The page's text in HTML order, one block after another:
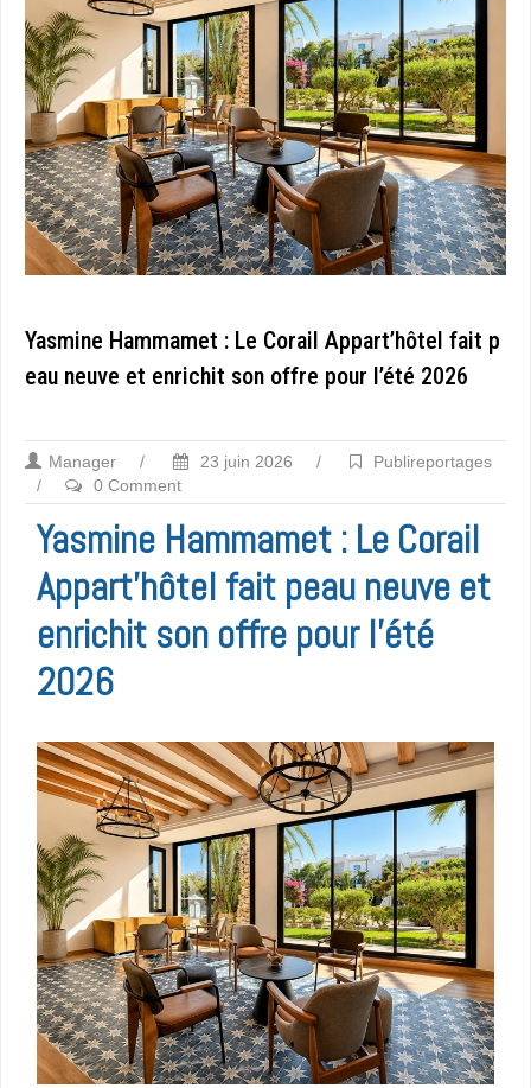
Yasmine Hammamet : Le Corail Appart’hôtel fait p
eau neuve et enrichit son offre pour l’été 2026
Manager / 23 juin 2026 /
Publireportages
/
0 Comment
Yasmine Hammamet : Le Corail
Appart’hôtel fait peau neuve et
enrichit son offre pour l’été
2026